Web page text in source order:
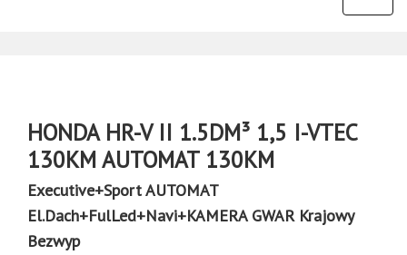
HONDA HR-V II 1.5DM³ 1,5 I-VTEC
130KM AUTOMAT 130KM
Executive+Sport AUTOMAT
El.Dach+FulLed+Navi+KAMERA GWAR Krajowy
Bezwyp